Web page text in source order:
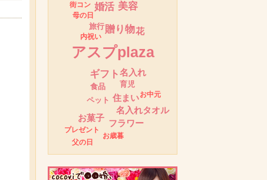
アスプplaza
贈り物
ギフト
美容
婚活
育児
食品
ペット
旅行
住まい
名入れ
名入れタオル
花
お菓子
フラワー
プレゼント
内祝い
母の日
父の日
お中元
お歳暮
街コン